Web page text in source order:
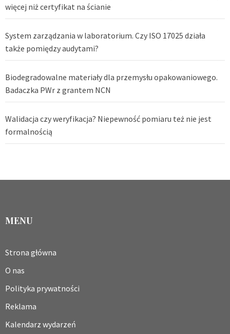
więcej niż certyfikat na ścianie
System zarządzania w laboratorium. Czy ISO 17025 działa
także pomiędzy audytami?
Biodegradowalne materiały dla przemysłu opakowaniowego.
Badaczka PWr z grantem NCN
Walidacja czy weryfikacja? Niepewność pomiaru też nie jest
formalnością
MENU
Strona główna
O nas
Polityka prywatności
Reklama
Kalendarz wydarzeń